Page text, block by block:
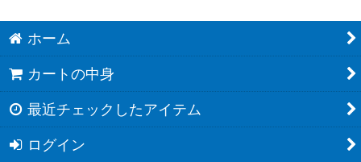
ホーム
カートの中身
最近チェックしたアイテム
ログイン